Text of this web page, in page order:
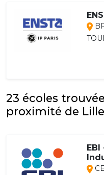
23 écoles
proximité de Lille